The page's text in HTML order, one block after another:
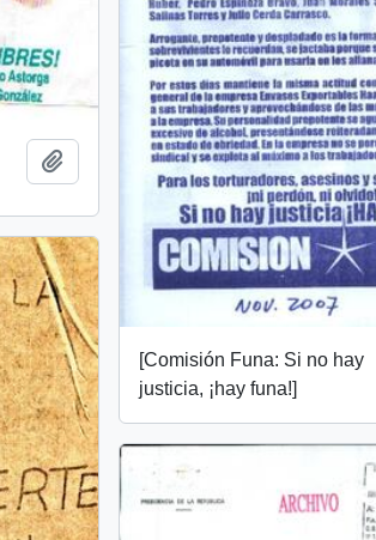
[Comisión Funa: Si no hay
justicia, ¡hay funa!]
Añadir al portapapeles